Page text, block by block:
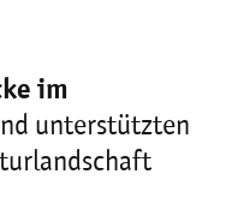
im
unterstützten